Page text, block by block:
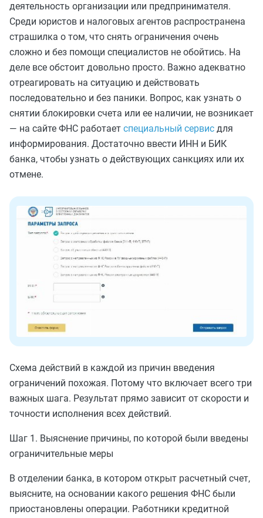
деятельность организации или предпринимателя.
Среди юристов и налоговых агентов распространена
страшилка о том, что снять ограничения очень
сложно и без помощи специалистов не обойтись. На
деле все обстоит довольно просто. Важно адекватно
отреагировать на ситуацию и действовать
последовательно и без паники. Вопрос, как узнать о
снятии блокировки счета или ее наличии, не возникает
— на сайте ФНС работает специальный сервис для
информирования. Достаточно ввести ИНН и БИК
банка, чтобы узнать о действующих санкциях или их
отмене.
Схема действий в каждой из причин введения
ограничений похожая. Потому что включает всего три
важных шага. Результат прямо зависит от скорости и
точности исполнения всех действий.
Шаг 1. Выяснение причины, по которой были введены
ограничительные меры
В отделении банка, в котором открыт расчетный счет,
выясните, на основании какого решения ФНС были
приостановлены операции. Работники кредитной